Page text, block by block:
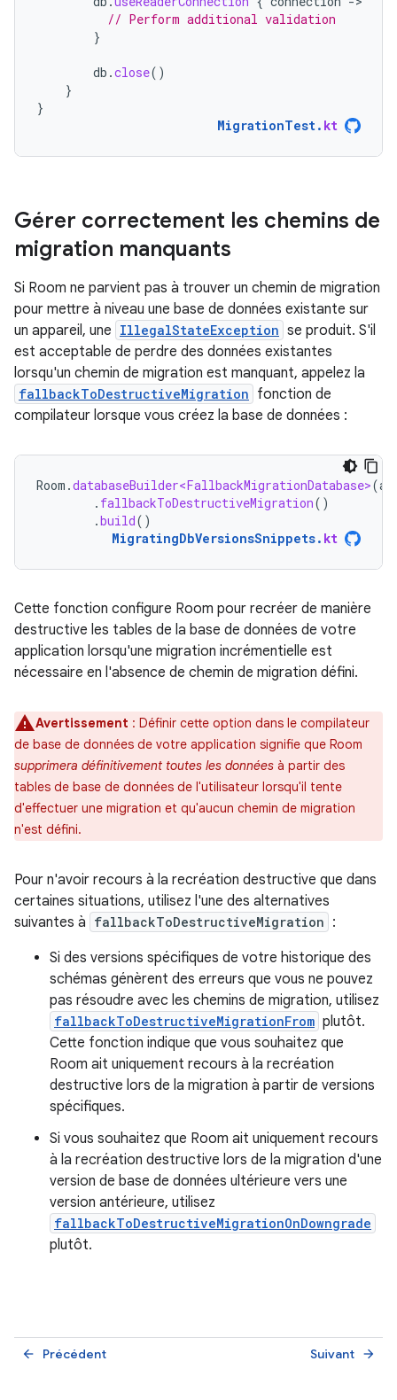
// Perform additional validation
}
db .close()
}
}
MigrationTest. kt
Gérer correctement les chemins de
migration manquants
Si Room ne parvient pas à trouver un chemin de migration
pour mettre à niveau une base de données existante sur
un appareil, une IllegalStateException se produit. S'il
est acceptable de perdre des données existantes
lorsqu'un chemin de migration est manquant, appelez la
fallbackToDestructiveMigration fonction de
compilateur lorsque vous créez la base de données :
Room .databaseBuilder<FallbackMigrationDatabase>(
. fallbackToDestructiveMigration()
.build()
MigratingDbVersionsSnippets. kt
Cette fonction configure Room pour recréer de manière
destructive les tables de la base de données de votre
application lorsqu'une migration incrémentielle est
nécessaire en l'absence de chemin de migration défini.
Avertissement : Définir cette option dans le compilateur
de base de données de votre application signifie que Room
supprimera définitivement toutes les données à partir des
tables de base de données de l'utilisateur lorsqu'il tente
d'effectuer une migration et qu'aucun chemin de migration
n'est défini.
Pour n'avoir recours à la recréation destructive que dans
certaines situations, utilisez l'une des alternatives
suivantes à fallbackToDestructiveMigration :
Si des versions spécifiques de votre historique des
schémas génèrent des erreurs que vous ne pouvez
pas résoudre avec les chemins de migration, utilisez
fallbackToDestructiveMigrationFrom plutôt.
Cette fonction indique que vous souhaitez que
Room ait uniquement recours à la recréation
destructive lors de la migration à partir de versions
spécifiques.
Si vous souhaitez que Room ait uniquement recours
à la recréation destructive lors de la migration d'une
version de base de données ultérieure vers une
version antérieure, utilisez
fallbackToDestructiveMigrationOnDowngrade
plutôt.
Précédent
arrow_back Suivant arrow_forward